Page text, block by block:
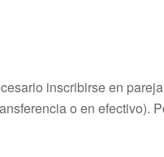
inscribirse en
o en efectivo).